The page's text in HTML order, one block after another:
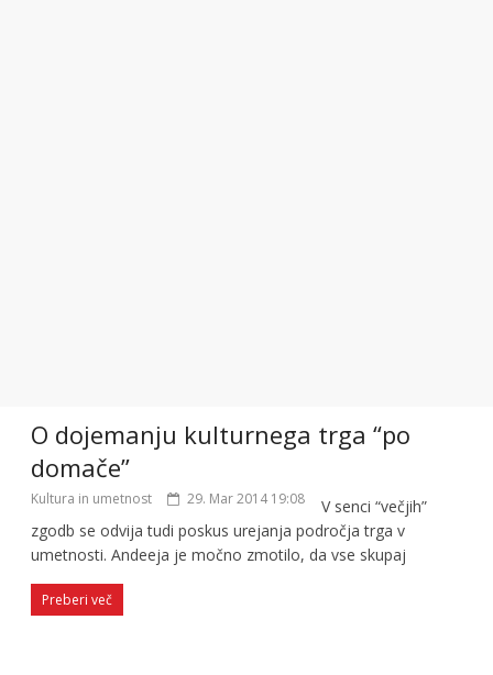
O dojemanju kulturnega trga “po
domače”
Kultura in umetnost 29. Mar 2014 19:08
V senci “večjih”
zgodb se odvija tudi poskus urejanja področja trga v
umetnosti. Andeeja je močno zmotilo, da vse skupaj
Preberi več